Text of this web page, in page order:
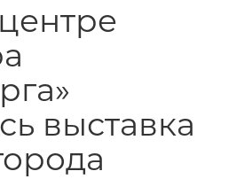
выставка